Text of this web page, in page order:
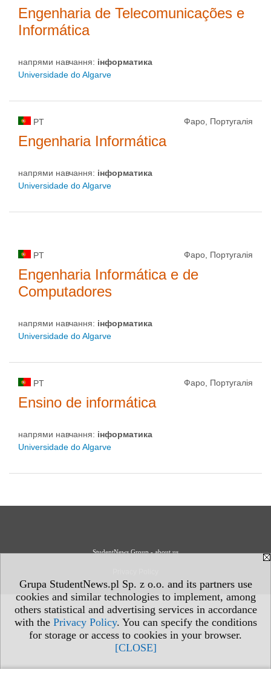
Grupa StudentNews.pl Sp. z o.o. and its partners use
cookies and similar technologies to implement, among
others statistical and advertising services in accordance
with the Privacy Policy. You can specify the conditions
for storage or access to cookies in your browser.
[CLOSE]
Статус університету
Engenharia de Telecomunicações e
Informática
напрями навчання: інформaтика
Universidade do Algarve
PT Фаро, Португалія
Engenharia Informática
напрями навчання: інформaтика
Universidade do Algarve
PT Фаро, Португалія
Engenharia Informática e de
Computadores
напрями навчання: інформaтика
Universidade do Algarve
PT Фаро, Португалія
Ensino de informática
напрями навчання: інформaтика
Universidade do Algarve
StudentNews Group - about us